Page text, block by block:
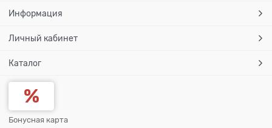
Информация
Личный кабинет
Каталог
Бонусная карта